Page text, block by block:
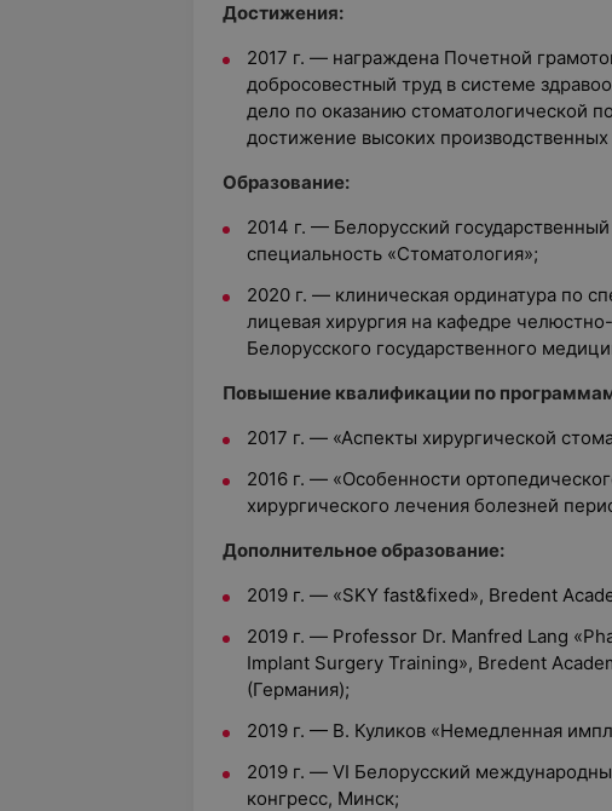
Достижения:
2017 г. — награждена Почетной
добросовестный труд в системе
дело по оказанию стоматологической
достижение высоких производственных
Образование:
2014 г. — Белорусский
специальность «Стоматология»;
2020 г. — клиническая ординатура по
лицевая хирургия на кафедре
Белорусского государственного
Повышение квалификации по
2017 г. — «Аспекты хирургической
2016 г. — «Особенности
хирургического лечения болезней
Дополнительное образование:
2019 г. — «SKY fast&fixed», Bredent
2019 г. — Professor Dr. Manfred Lang
Implant Surgery Training», Bredent
(Германия);
2019 г. — В. Куликов «Немедленная
2019 г. — VI Белорусский
конгресс, Минск;